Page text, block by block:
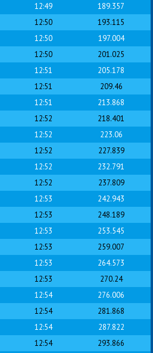
12:49
189.357
12:50
193.115
12:50
197.004
12:50
201.025
12:51
205.178
12:51
209.46
12:51
213.868
12:52
218.401
12:52
223.06
12:52
227.839
12:52
232.791
12:52
237.809
12:53
242.943
12:53
248.189
12:53
253.545
12:53
259.007
12:53
264.573
12:53
270.24
12:54
276.006
12:54
281.868
12:54
287.822
12:54
293.866